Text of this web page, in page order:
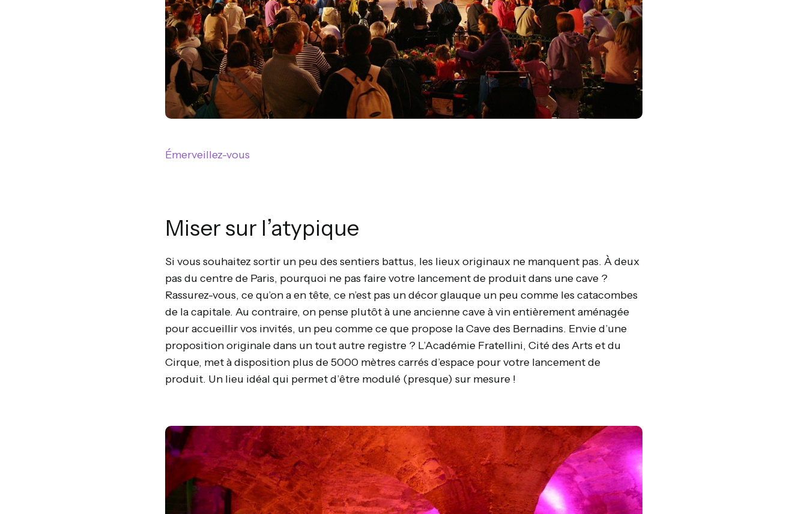
Émerveillez-vous
Miser sur l’atypique
Si vous souhaitez sortir un peu des sentiers battus, les lieux originaux ne manquent pas. À deux
pas du centre de Paris, pourquoi ne pas faire votre lancement de produit dans une cave ?
Rassurez-vous, ce qu’on a en tête, ce n’est pas un décor glauque un peu comme les catacombes
de la capitale. Au contraire, on pense plutôt à une ancienne cave à vin entièrement aménagée
pour accueillir vos invités, un peu comme ce que propose la Cave des Bernadins. Envie d’une
proposition originale dans un tout autre registre ? L’Académie Fratellini, Cité des Arts et du
Cirque, met à disposition plus de 5000 mètres carrés d’espace pour votre lancement de
produit. Un lieu idéal qui permet d’être modulé (presque) sur mesure !